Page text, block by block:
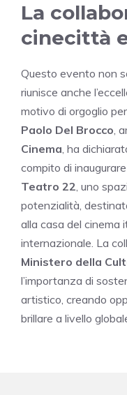
La
cinecittà
Questo evento non
riunisce anche
motivo di orgoglio
Paolo Del Brocco,
Cinema, ha
compito di
Teatro 22, uno
potenzialità,
alla casa del cinema
internazionale. La
Ministero della
l’importanza di
artistico, creando
brillare a livello